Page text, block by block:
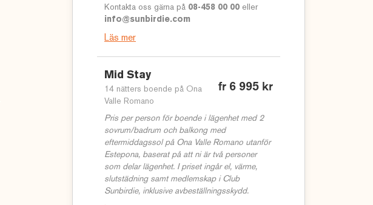
Kontakta oss gärna på 08-458 00 00 eller
info@sunbirdie.com
Läs mer
Mid Stay
14 nätters boende på Ona
Valle Romano
fr 6 995 kr
Pris per person för boende i lägenhet med 2
sovrum/badrum och balkong med
eftermiddagssol på Ona Valle Romano utanför
Estepona, baserat på att ni är två personer
som delar lägenhet. I priset ingår el, värme,
slutstädning samt medlemskap i Club
Sunbirdie, inklusive avbeställningsskydd.